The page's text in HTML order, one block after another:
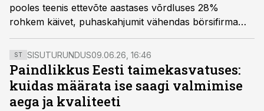
pooles teenis ettevõte aastases võrdluses 28%
rohkem käivet, puhaskahjumit vähendas börsifirma
70% võrreldes aastatagusega.
ST SISUTURUNDUS09.06.26, 16:46
Paindlikkus Eesti taimekasvatuses:
kuidas määrata ise saagi valmimise
aega ja kvaliteeti